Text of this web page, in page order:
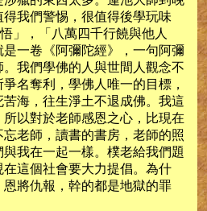
我們警惕，很值得後學玩味
」，「八萬四千行饒與他人
一卷《阿彌陀經》，一句阿彌
我們學佛的人與世間人觀念不
名奪利，學佛人唯一的目標，
海，往生淨土不退成佛。我這
以對於老師感恩之心，比現在
老師，讀書的書房，老師的照
我在一起一樣。樸老給我們題
這個社會要大力提倡。為什
將仇報，幹的都是地獄的罪